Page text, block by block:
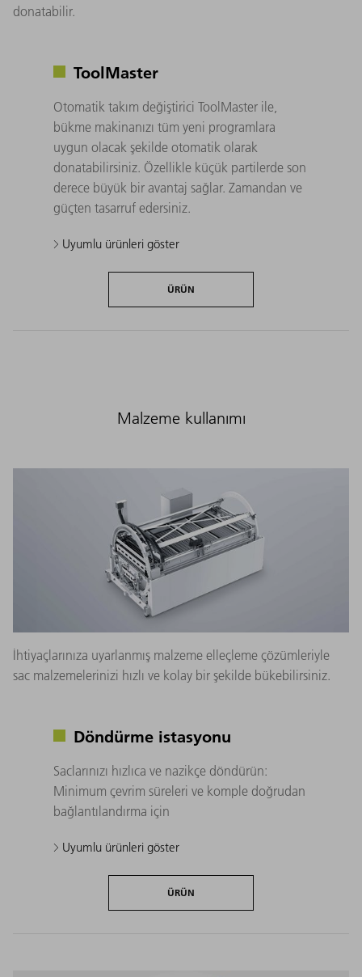
donatabilir.
ToolMaster
Otomatik takım değiştirici ToolMaster ile,
bükme makinanızı tüm yeni programlara
uygun olacak şekilde otomatik olarak
donatabilirsiniz. Özellikle küçük partilerde son
derece büyük bir avantaj sağlar. Zamandan ve
güçten tasarruf edersiniz.
Uyumlu ürünleri göster
ÜRÜN
Malzeme kullanımı
İhtiyaçlarınıza uyarlanmış malzeme elleçleme çözümleriyle
sac malzemelerinizi hızlı ve kolay bir şekilde bükebilirsiniz.
Döndürme istasyonu
Saclarınızı hızlıca ve nazikçe döndürün:
Minimum çevrim süreleri ve komple doğrudan
bağlantılandırma için
Uyumlu ürünleri göster
ÜRÜN